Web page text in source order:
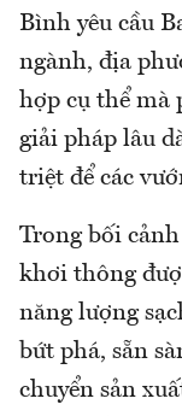
Bình yêu cầu
ngành, địa
hợp cụ thể mà
giải pháp lâu
triệt để các
Trong bối
khơi thông
năng lượng
bứt phá, sẵn
chuyển sản